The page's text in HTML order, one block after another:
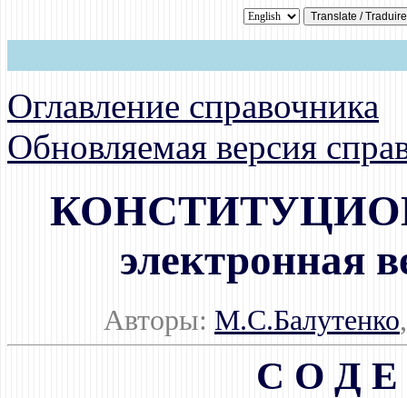
Оглавление справочника
Обновляемая версия
электронная
Авторы: М.С.Балутенко
С О Д